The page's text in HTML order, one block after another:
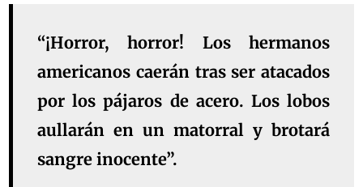
“¡Horror, horror! Los hermanos
americanos caerán tras ser atacados
por los pájaros de acero. Los lobos
aullarán en un matorral y brotará
sangre inocente”.